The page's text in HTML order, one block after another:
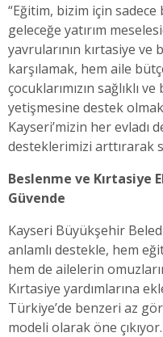
“Eğitim, bizim için
geleceğe yatırım
yavrularının kırtasiye ve
karşılamak, hem aile
çocuklarımızın sağlıklı
yetişmesine destek
Kayseri’mizin her evladı
desteklerimizi arttırarak
Beslenme ve Kırtasiye
Güvende
Kayseri Büyükşehir
anlamlı destekle, hem
hem de ailelerin
Kırtasiye yardımlarına
Türkiye’de benzeri az
modeli olarak öne çıkıyor.